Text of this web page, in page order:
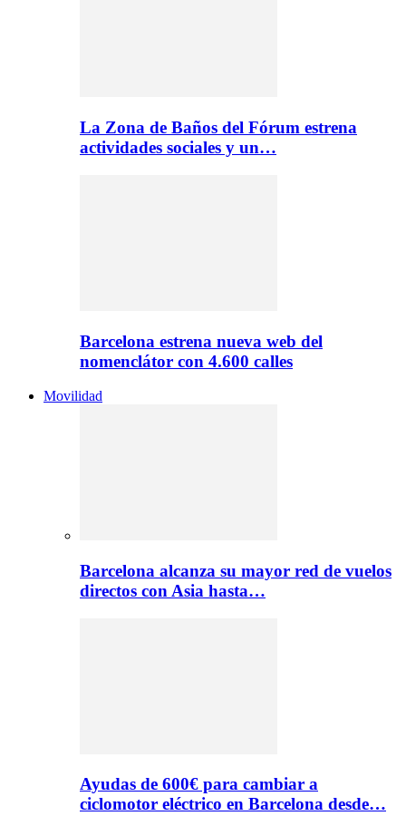
La Zona de Baños del Fórum estrena
actividades sociales y un…
Barcelona estrena nueva web del
nomenclátor con 4.600 calles
Movilidad
Barcelona alcanza su mayor red de vuelos
directos con Asia hasta…
Ayudas de 600€ para cambiar a
ciclomotor eléctrico en Barcelona desde…